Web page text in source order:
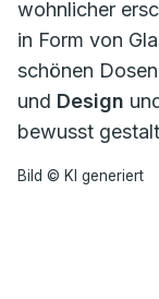
wohnlicher
in Form von
schönen
und Design
bewusst
Bild © KI generiert